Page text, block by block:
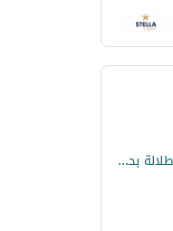
بنتهاوس للبيع غرفتين مفروش بالكامل بروف خاص وإطلالة بحر مميزة في بياسيرا العين السخنة Piacera Ain Sokhna